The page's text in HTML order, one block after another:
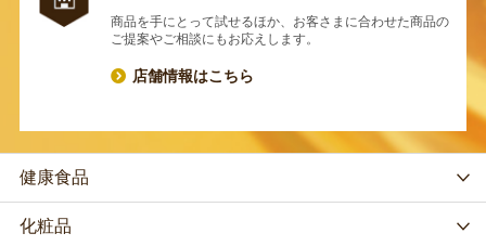
商品を手にとって試せるほか、お客さまに合わせた商品の
ご提案やご相談にもお応えします。
店舗情報はこちら
健康食品
化粧品